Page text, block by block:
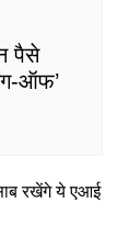
पैसे
ऑफ’